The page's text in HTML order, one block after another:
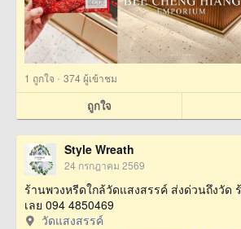
1 ถูกใจ · 374 ผู้เข้าชม
ถูกใจ
Style Wreath
24 กรกฎาคม 2569
ร้านพวงหรีดใกล้วัดแสงสรรค์ ส่งด่วนถึงวัด
เลย 094 4850469
วัดแสงสรรค์